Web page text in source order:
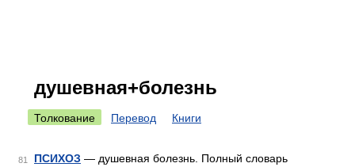
душевная+болезнь
Толкование Перевод Книги
81 ПСИХОЗ — душевная болезнь. Полный словарь